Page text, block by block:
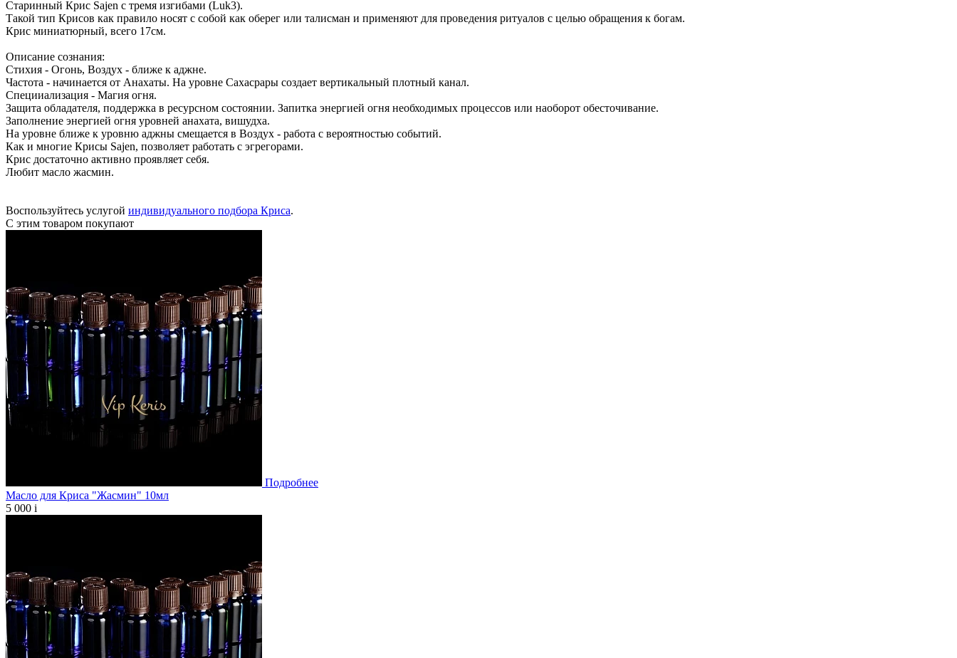
Старинный Крис Sajen c тремя изгибами (Luk3).
Такой тип Крисов как правило носят с собой как оберег или талисман и применяют для проведения ритуалов с целью обращения к богам.
Крис миниатюрный, всего 17см.
Описание сознания:
Стихия - Огонь, Воздух - ближе к аджне.
Частота - начинается от Анахаты. На уровне Сахасрары создает вертикальный плотный канал.
Специиализация - Магия огня.
Защита обладателя, поддержка в ресурсном состоянии. Запитка энергией огня необходимых процессов или наоборот обесточивание.
Заполнение энергией огня уровней анахата, вишудха.
На уровне ближе к уровню аджны смещается в Воздух - работа с вероятностью событий.
Как и многие Крисы Sajen, позволяет работать с эгрегорами.
Крис достаточно активно проявляет себя.
Любит масло жасмин.
Воспользуйтесь услугой индивидуального подбора Криса.
С этим товаром покупают
Подробнее
Масло для Криса "Жасмин" 10мл
5 000 i